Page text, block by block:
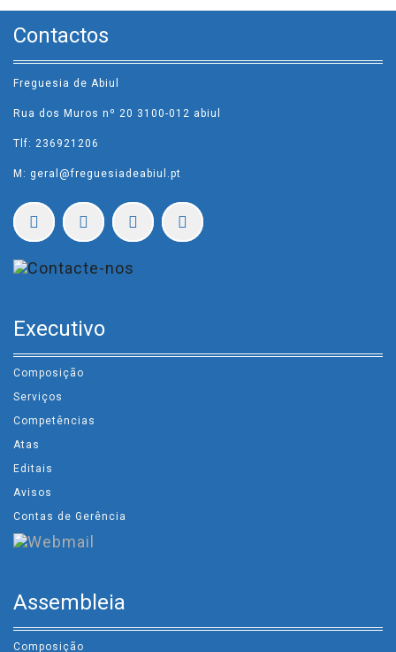
Contactos
Freguesia de Abiul
Rua dos Muros nº 20 3100-012 abiul
Tlf: 236921206
M: geral@freguesiadeabiul.pt
Executivo
Composição
Serviços
Competências
Atas
Editais
Avisos
Contas de Gerência
Assembleia
Composição